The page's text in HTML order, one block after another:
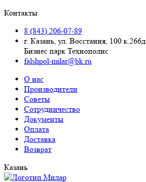
Контакты
8 (843) 206-07-89
г. Казань, ул. Восстания, 100 к.266д
Бизнес парк Технополис
falshpol-milar@bk.ru
О нас
Производители
Советы
Сотрудничество
Документы
Оплата
Доставка
Возврат
Казань